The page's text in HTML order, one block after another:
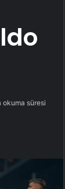
okuma süresi